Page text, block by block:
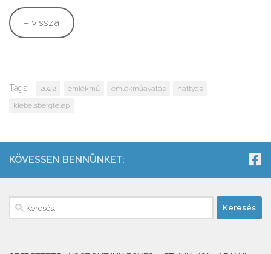
– vissza
Tags: 2022 emlékmű emlékműavatás
hattyas
klebelsbergtelep
KÖVESSEN BENNÜNKET:
Keresés: